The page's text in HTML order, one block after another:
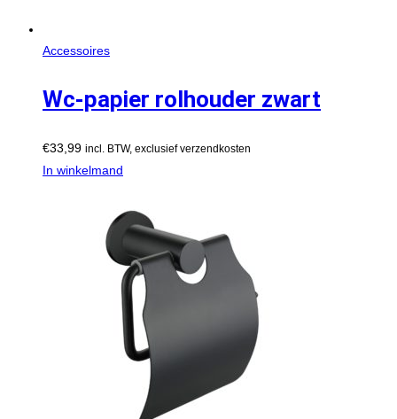
Accessoires
Wc-papier rolhouder zwart
€33,99 incl. BTW, exclusief verzendkosten
In winkelmand